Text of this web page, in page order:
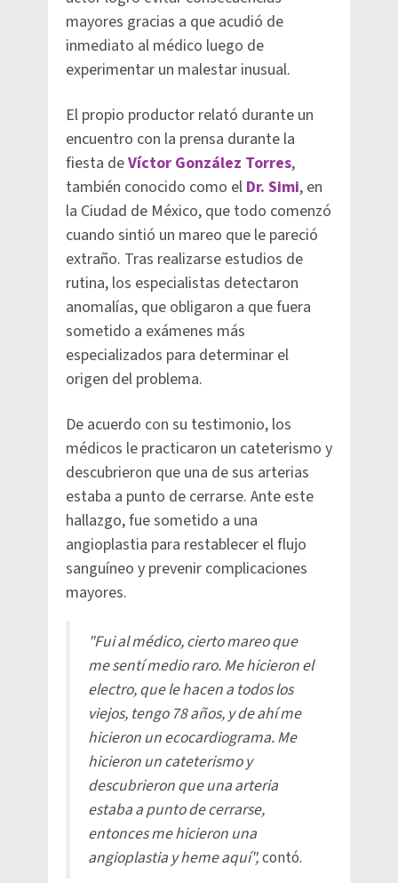
mayores gracias a que acudió de
inmediato al médico luego de
experimentar un malestar inusual.
El propio productor relató durante un
encuentro con la prensa durante la
fiesta deVíctor González Torres,
también conocido como el Dr. Simi, en
la Ciudad de México, que todo comenzó
cuando sintió un mareo que le pareció
extraño. Tras realizarse estudios de
rutina, los especialistas detectaron
anomalías, que obligaron a que fuera
sometido a exámenes más
especializados para determinar el
origen del problema.
De acuerdo con su testimonio, los
médicos le practicaron un cateterismo y
descubrieron que una de sus arterias
estaba a punto de cerrarse. Ante este
hallazgo, fue sometido a una
angioplastia para restablecer el flujo
sanguíneo y prevenir complicaciones
mayores.
"Fui al médico, cierto mareo que
me sentí medio raro. Me hicieron el
electro, que le hacen a todos los
viejos, tengo 78 años, y de ahí me
hicieron un ecocardiograma. Me
hicieron un cateterismo y
descubrieron que una arteria
estaba a punto de cerrarse,
entonces me hicieron una
angioplastia y heme aquí",contó.